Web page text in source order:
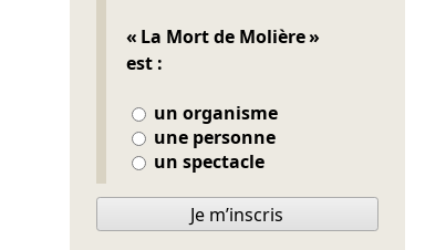
« La Mort de Molière »
est :
un organisme
une personne
un spectacle
Je m’inscris